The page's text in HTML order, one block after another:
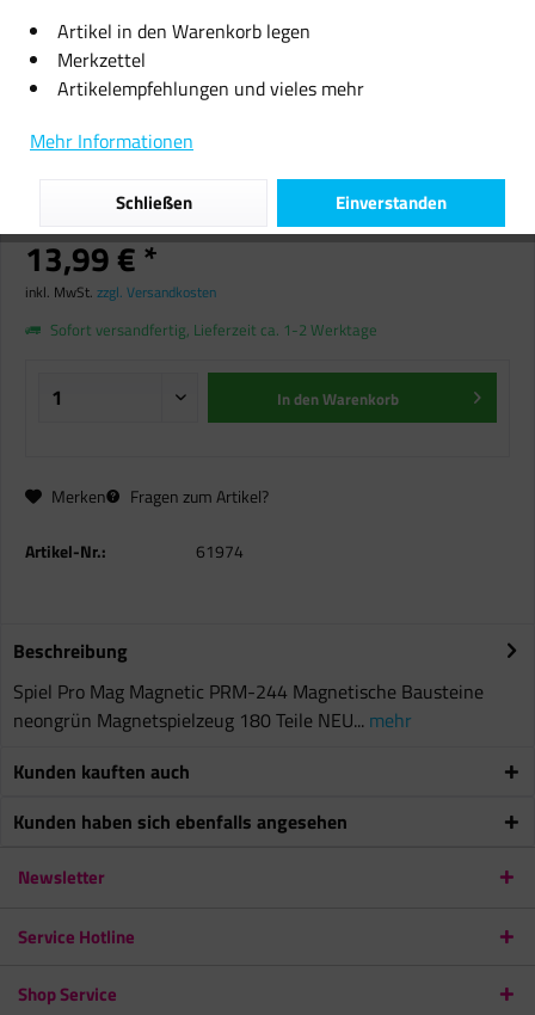
Spiel Pro Mag Magnetic PRM-244
Magnetische Bausteine neongrün
Magnetspielzeug 180 Teile NEU
13,99 € *
inkl. MwSt. zzgl. Versandkosten
Sofort versandfertig, Lieferzeit ca. 1-2 Werktage
In denWarenkorb
Merken Fragen zum Artikel?
Artikel-Nr.: 61974
Beschreibung
Spiel Pro Mag Magnetic PRM-244 Magnetische Bausteine
neongrün Magnetspielzeug 180 Teile NEU... mehr
Kunden kauften auch
Kunden haben sich ebenfalls angesehen
Newsletter
Service Hotline
Shop Service
Artikel in den Warenkorb legen
Merkzettel
Artikelempfehlungen und vieles mehr
Mehr Informationen
Einverstanden
Schließen